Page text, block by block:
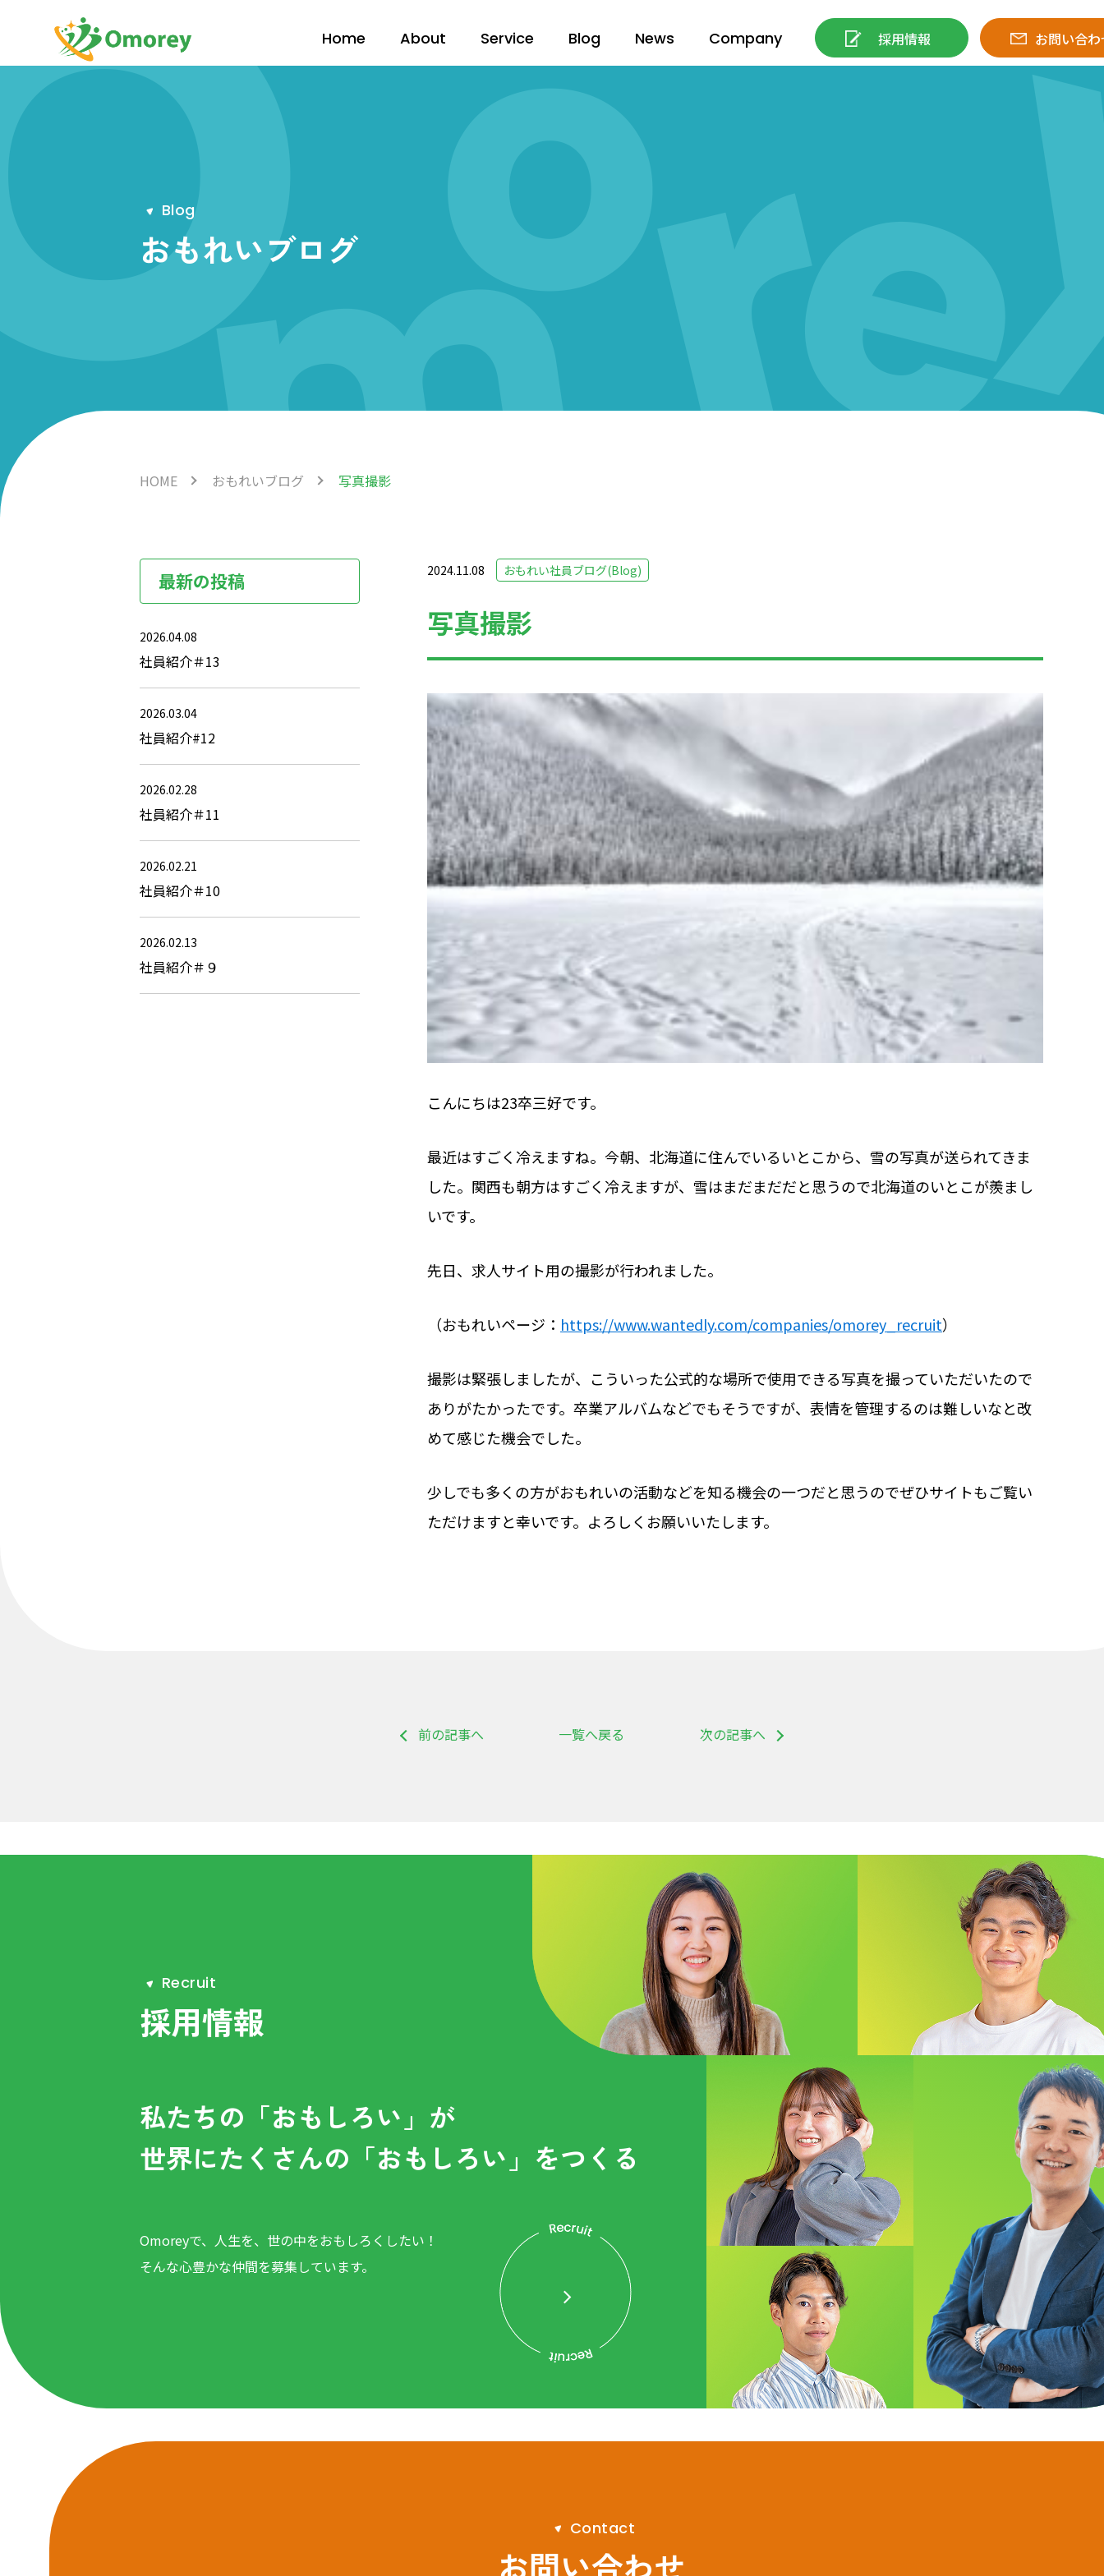
Home About Service Blog News Company 採用情報 お問い合
Blog
おもれいブログ
HOME おもれいブログ 写真撮影
2024.11.08 おもれい社員ブログ(Blog)
写真撮影
こんにちは23卒三好です。
最近はすごく冷えますね。今朝、北海道に住んでいるいとこから、雪の写真が送られてきま
した。関西も朝方はすごく冷えますが、雪はまだまだだと思うので北海道のいとこが羨まし
いです。
先日、求人サイト用の撮影が行われました。
（おもれいページ： https://www.wantedly.com/companies/omorey_recruit）
撮影は緊張しましたが、こういった公式的な場所で使用できる写真を撮っていただいたので
ありがたかったです。卒業アルバムなどでもそうですが、表情を管理するのは難しいなと改
めて感じた機会でした。
少しでも多くの方がおもれいの活動などを知る機会の一つだと思うのでぜひサイトもご覧い
ただけますと幸いです。よろしくお願いいたします。
最新の投稿
2026.04.08
社員紹介＃13
2026.03.04
社員紹介#12
2026.02.28
社員紹介＃11
2026.02.21
社員紹介＃10
2026.02.13
社員紹介＃９
前の記事へ 次の記事へ
一覧へ戻る
Recruit
採用情報
私たちの「おもしろい」が
世界にたくさんの 「おもしろい」をつくる
Omoreyで、人生を、世の中をおもしろくしたい！
そんな心豊かな仲間を募集しています。
Contact
お問い合わせ